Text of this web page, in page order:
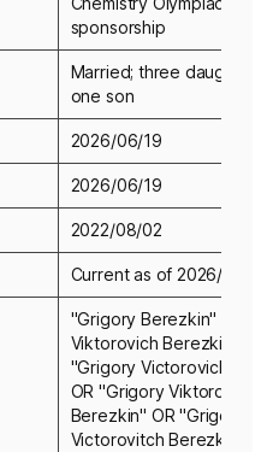
sponsorship
Married; three
one son
2026/06/19
2026/06/19
2022/08/02
Current as of 2026/06/
"Grigory Berezkin" OR
Viktorovich Berezkin" OR
"Grigory Victorovich
OR "Grigory Viktorovitch
Berezkin" OR "Grigory
Victorovitch Berezkin"